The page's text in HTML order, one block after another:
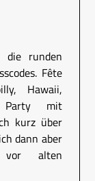
die runden
Fête
Hawaii,
Party mit
kurz über
dann aber
vor alten